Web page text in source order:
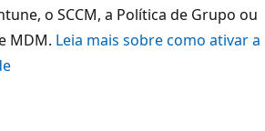
o SCCM, a Política de Grupo ou
MDM. Leia mais sobre como ativar a